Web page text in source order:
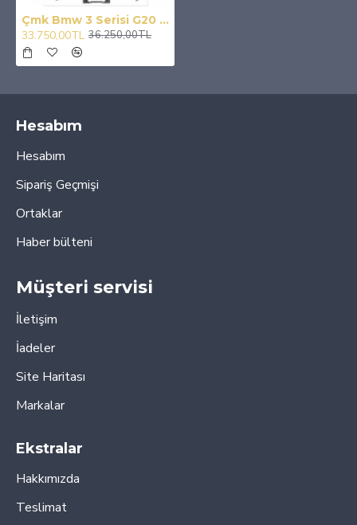
Çmk Bmw 3 Serisi G20 2019+ 3.40 M-Tech Dönüşüm- Full Body Kit
33.750,00TL 36.250,00TL
Hesabım
Hesabım
Sipariş Geçmişi
Ortaklar
Haber bülteni
Müşteri servisi
İletişim
İadeler
Site Haritası
Markalar
Ekstralar
Hakkımızda
Teslimat